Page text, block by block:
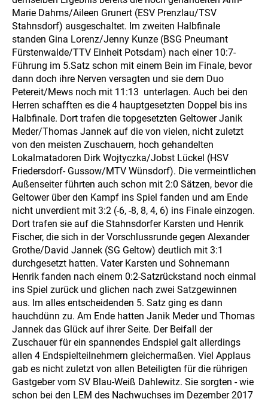
Marie Dahms/Aileen Grunert (ESV Prenzlau/TSV
Stahnsdorf) ausgeschaltet. Im zweiten Halbfinale
standen Gina Lorenz/Jenny Kunze (BSG Pneumant
Fürstenwalde/TTV Einheit Potsdam) nach einer 10:7-
Führung im 5.Satz schon mit einem Bein im Finale, bevor
dann doch ihre Nerven versagten und sie dem Duo
Petereit/Mews noch mit 11:13 unterlagen. Auch bei den
Herren schafften es die 4 hauptgesetzten Doppel bis ins
Halbfinale. Dort trafen die topgesetzten Geltower Janik
Meder/Thomas Jannek auf die von vielen, nicht zuletzt
von den meisten Zuschauern, hoch gehandelten
Lokalmatadoren Dirk Wojtyczka/Jobst Lückel (HSV
Friedersdorf- Gussow/MTV Wünsdorf). Die vermeintlichen
Außenseiter führten auch schon mit 2:0 Sätzen, bevor die
Geltower über den Kampf ins Spiel fanden und am Ende
nicht unverdient mit 3:2 (-6, -8, 8, 4, 6) ins Finale einzogen.
Dort trafen sie auf die Stahnsdorfer Karsten und Henrik
Fischer, die sich in der Vorschlussrunde gegen Alexander
Grothe/David Jannek (SG Geltow) deutlich mit 3:1
durchgesetzt hatten. Vater Karsten und Sohnemann
Henrik fanden nach einem 0:2-Satzrückstand noch einmal
ins Spiel zurück und glichen nach zwei Satzgewinnen
aus. Im alles entscheidenden 5. Satz ging es dann
hauchdünn zu. Am Ende hatten Janik Meder und Thomas
Jannek das Glück auf ihrer Seite. Der Beifall der
Zuschauer für ein spannendes Endspiel galt allerdings
allen 4 Endspielteilnehmern gleichermaßen. Viel Applaus
gab es nicht zuletzt von allen Beteiligten für die rührigen
Gastgeber vom SV Blau-Weiß Dahlewitz. Sie sorgten - wie
schon bei den LEM des Nachwuchses im Dezember 2017